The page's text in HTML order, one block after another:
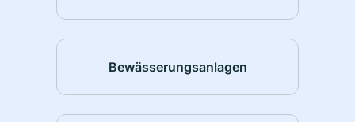
Bewässerungsanlagen